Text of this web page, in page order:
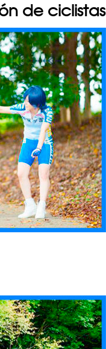
de ciclistas